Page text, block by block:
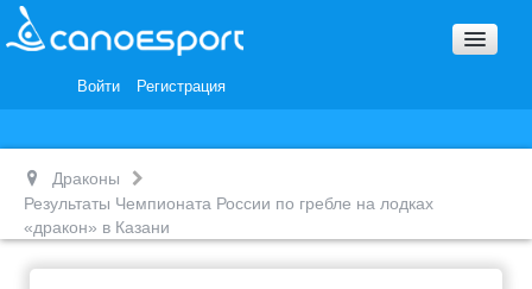
Войти Регистрация
Награды и Благодарности
Драконы
Результаты Чемпионата России по гребле на лодках
«дракон» в Казани